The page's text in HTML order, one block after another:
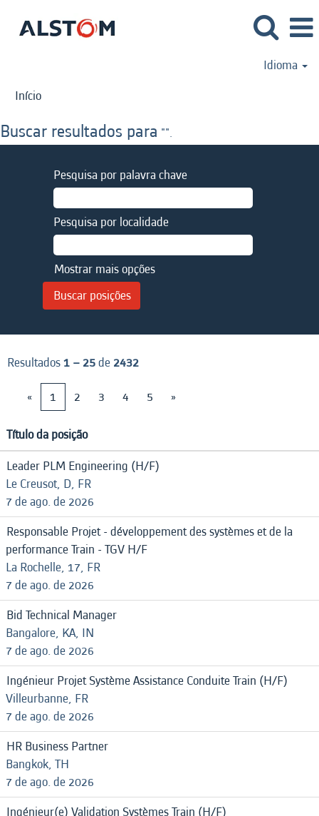
Idioma
Início
Buscar resultados para "".
Pesquisa por palavra chave
Pesquisa por localidade
Mostrar mais opções
Resultados1 – 25de 2432
«
1 2 3 4 5 »
Título da posição
Leader PLM Engineering (H/F)
Le Creusot, D, FR
7 de ago. de 2026
Responsable Projet - développement des systèmes et de la
performance Train - TGV H/F
La Rochelle, 17, FR
7 de ago. de 2026
Bid Technical Manager
Bangalore, KA, IN
7 de ago. de 2026
Ingénieur Projet Système Assistance Conduite Train (H/F)
Villeurbanne, FR
7 de ago. de 2026
HR Business Partner
Bangkok, TH
7 de ago. de 2026
Ingénieur(e) Validation Systèmes Train (H/F)